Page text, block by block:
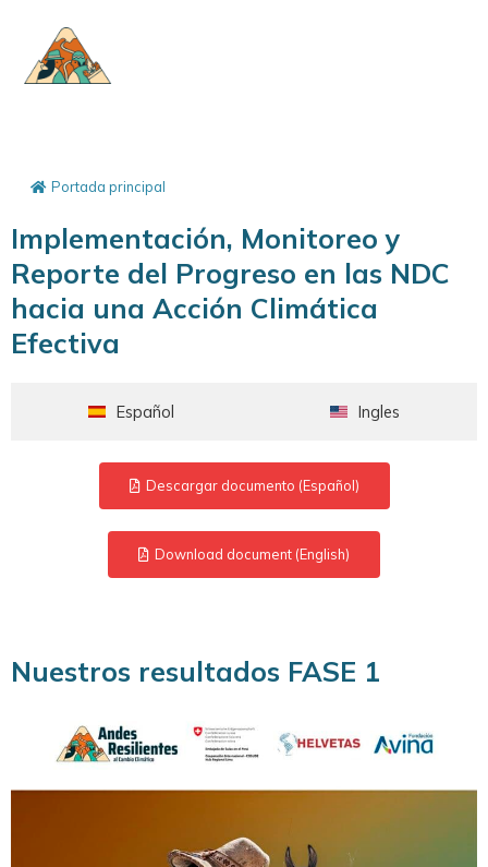
Portada principal
Implementación, Monitoreo y
Reporte del Progreso en las NDC
hacia una Acción Climática
Efectiva
Español Ingles
Descargar documento (Español)
Download document (English)
Nuestros resultados FASE 1